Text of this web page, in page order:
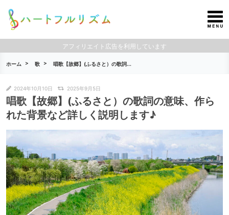
アフィリエイト広告を利用しています
ホーム 歌 唱歌【故郷】(ふるさと）の歌詞...
2024年10月10日 2025年9月5日
唱歌【故郷】(ふるさと）の歌詞の意味、作ら
れた背景など詳しく説明します♪